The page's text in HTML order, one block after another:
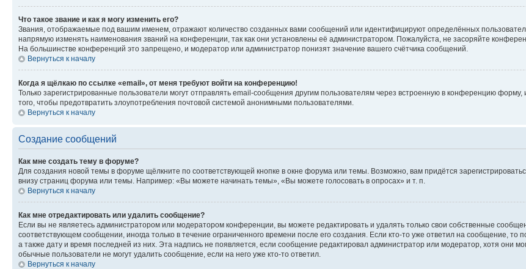
Что такое звание и как я могу изменить его?
Звания, отображаемые под вашим именем, отражают количество созданных вами сообщений или идентифицируют определённых
напрямую изменять наименования званий на конференции, так как они установлены её администратором. Пожалуйста, не засоряйте
На большинстве конференций это запрещено, и модератор или администратор понизят значение вашего счётчика сообщений.
Вернуться к началу
Когда я щёлкаю по ссылке «email», от меня требуют войти на конференцию!
Только зарегистрированные пользователи могут отправлять email-сообщения другим пользователям через встроенную в конференцию
того, чтобы предотвратить злоупотребления почтовой системой анонимными пользователями.
Вернуться к началу
Создание сообщений
Как мне создать тему в форуме?
Для создания новой темы в форуме щёлкните по соответствующей кнопке в окне форума или темы. Возможно, вам придётся
внизу страниц форума или темы. Например: «Вы можете начинать темы», «Вы можете голосовать в опросах» и т. п.
Вернуться к началу
Как мне отредактировать или удалить сообщение?
Если вы не являетесь администратором или модератором конференции, вы можете редактировать и удалять только свои собственные
соответствующем сообщении, иногда только в течение ограниченного времени после его создания. Если кто-то уже ответил на сообщение, то
а также дату и время последней из них. Эта надпись не появляется, если сообщение редактировал администратор или модератор, хотя они
обычные пользователи не могут удалить сообщение, если на него уже кто-то ответил.
Вернуться к началу